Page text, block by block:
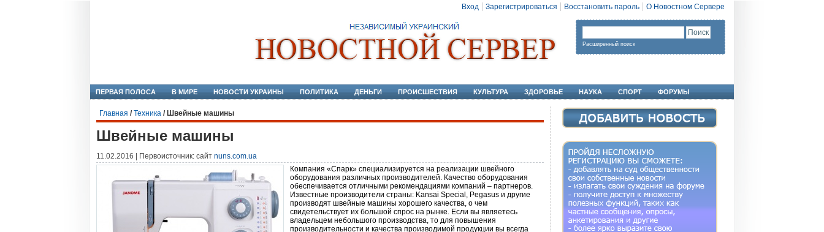
Вход Зарегистрироваться Восстановить пароль О Новостном Сервере
Расширенный поиск
ПЕРВАЯ ПОЛОСА В МИРЕ НОВОСТИ УКРАИНЫ ПОЛИТИКА ДЕНЬГИ ПРОИСШЕСТВИЯ КУЛЬТУРА ЗДОРОВЬЕ НАУКА СПОРТ ФОРУМЫ
Главная /Техника / Швейные машины
Швейные машины
11.02.2016 | Первоисточник: сайт nuns.com.ua
Компания «Спарк» специализируется на реализации швейного
оборудования различных производителей. Качество оборудования
обеспечивается отличными рекомендациями компаний – партнеров.
Известные производители страны: Kansai Special, Pegasus и другие
производят швейные машины хорошего качества, о чем
свидетельствует их большой спрос на рынке. Если вы являетесь
владельцем небольшого производства, то для повышения
производительности и качества производимой продукции вы всегда